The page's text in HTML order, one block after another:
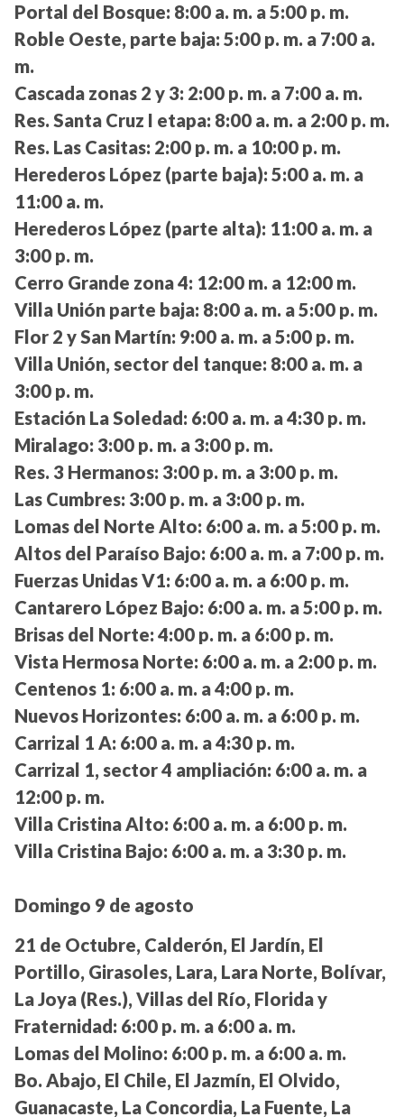
Portal del Bosque: 8:00 a. m. a 5:00 p. m.
Roble Oeste, parte baja: 5:00 p. m. a 7:00 a.
m.
Cascada zonas 2 y 3: 2:00 p. m. a 7:00 a. m.
Res. Santa Cruz I etapa: 8:00 a. m. a 2:00 p. m.
Res. Las Casitas: 2:00 p. m. a 10:00 p. m.
Herederos López (parte baja): 5:00 a. m. a
11:00 a. m.
Herederos López (parte alta): 11:00 a. m. a
3:00 p. m.
Cerro Grande zona 4: 12:00 m. a 12:00 m.
Villa Unión parte baja: 8:00 a. m. a 5:00 p. m.
Flor 2 y San Martín: 9:00 a. m. a 5:00 p. m.
Villa Unión, sector del tanque: 8:00 a. m. a
3:00 p. m.
Estación La Soledad: 6:00 a. m. a 4:30 p. m.
Miralago: 3:00 p. m. a 3:00 p. m.
Res. 3 Hermanos: 3:00 p. m. a 3:00 p. m.
Las Cumbres: 3:00 p. m. a 3:00 p. m.
Lomas del Norte Alto: 6:00 a. m. a 5:00 p. m.
Altos del Paraíso Bajo: 6:00 a. m. a 7:00 p. m.
Fuerzas Unidas V1: 6:00 a. m. a 6:00 p. m.
Cantarero López Bajo: 6:00 a. m. a 5:00 p. m.
Brisas del Norte: 4:00 p. m. a 6:00 p. m.
Vista Hermosa Norte: 6:00 a. m. a 2:00 p. m.
Centenos 1: 6:00 a. m. a 4:00 p. m.
Nuevos Horizontes: 6:00 a. m. a 6:00 p. m.
Carrizal 1 A: 6:00 a. m. a 4:30 p. m.
Carrizal 1, sector 4 ampliación: 6:00 a. m. a
12:00 p. m.
Villa Cristina Alto: 6:00 a. m. a 6:00 p. m.
Villa Cristina Bajo: 6:00 a. m. a 3:30 p. m.
Domingo 9 de agosto
21 de Octubre, Calderón, El Jardín, El
Portillo, Girasoles, Lara, Lara Norte, Bolívar,
La Joya (Res.), Villas del Río, Florida y
Fraternidad: 6:00 p. m. a 6:00 a. m.
Lomas del Molino: 6:00 p. m. a 6:00 a. m.
Bo. Abajo, El Chile, El Jazmín, El Olvido,
Guanacaste, La Concordia, La Fuente, La